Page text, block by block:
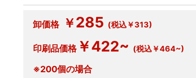
卸価格 ￥285 (税込￥313)
印刷品価格￥422~ (税込￥464~)
※200個の場合